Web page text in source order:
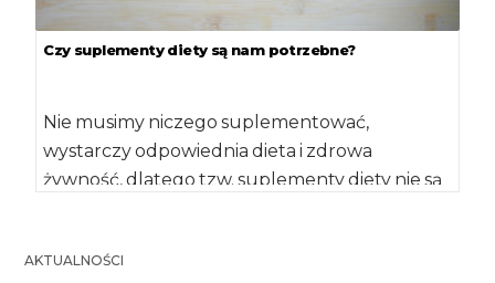
Czy suplementy diety są nam potrzebne?
Nie musimy niczego suplementować,
wystarczy odpowiednia dieta i zdrowa
żywność, dlatego tzw. suplementy diety nie są
AKTUALNOŚCI